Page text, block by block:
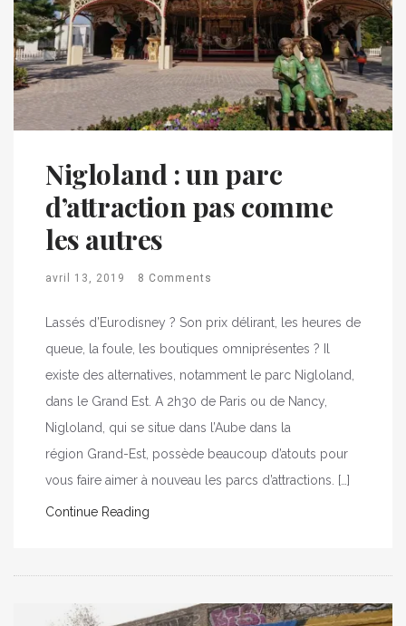
Nigloland : un parc
d’attraction pas comme
les autres
avril 13, 2019 8 Comments
Lassés d’Eurodisney ? Son prix délirant, les heures de
queue, la foule, les boutiques omniprésentes ? Il
existe des alternatives, notamment le parc Nigloland,
dans le Grand Est. A 2h30 de Paris ou de Nancy,
Nigloland, qui se situe dans l’Aube dans la
région Grand-Est, possède beaucoup d’atouts pour
vous faire aimer à nouveau les parcs d’attractions. […]
Continue Reading